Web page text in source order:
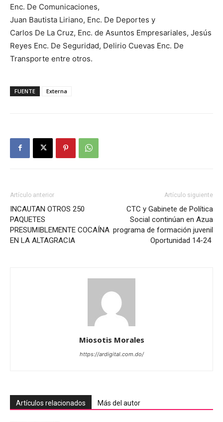
Enc. De Comunicaciones,
Juan Bautista Liriano, Enc. De Deportes y
Carlos De La Cruz, Enc. de Asuntos Empresariales, Jesús
Reyes Enc. De Seguridad, Delirio Cuevas Enc. De
Transporte entre otros.
FUENTE Externa
Artículo anterior
INCAUTAN OTROS 250
PAQUETES
PRESUMIBLEMENTE COCAÍNA
EN LA ALTAGRACIA
Artículo siguiente
CTC y Gabinete de Política
Social continúan en Azua
programa de formación juvenil
Oportunidad 14-24
Miosotis Morales
https://ardigital.com.do/
Artículos relacionados Más del autor